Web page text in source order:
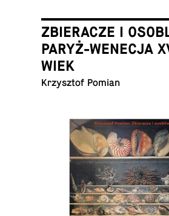
ZBIERACZE I
PARYŻ-WENECJA
WIEK
Krzysztof Pomian